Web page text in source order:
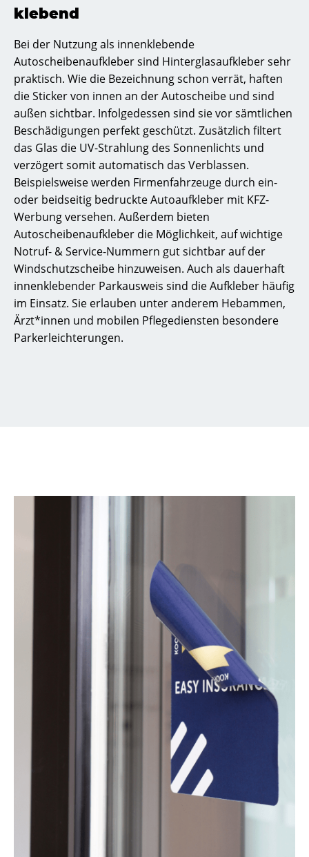
klebend
Bei der Nutzung als innenklebende
Autoscheibenaufkleber sind Hinterglasaufkleber sehr
praktisch. Wie die Bezeichnung schon verrät, haften
die Sticker von innen an der Autoscheibe und sind
außen sichtbar. Infolgedessen sind sie vor sämtlichen
Beschädigungen perfekt geschützt. Zusätzlich filtert
das Glas die UV-Strahlung des Sonnenlichts und
verzögert somit automatisch das Verblassen.
Beispielsweise werden Firmenfahrzeuge durch ein-
oder beidseitig bedruckte Autoaufkleber mit KFZ-
Werbung versehen. Außerdem bieten
Autoscheibenaufkleber die Möglichkeit, auf wichtige
Notruf- & Service-Nummern gut sichtbar auf der
Windschutzscheibe hinzuweisen. Auch als dauerhaft
innenklebender Parkausweis sind die Aufkleber häufig
im Einsatz. Sie erlauben unter anderem Hebammen,
Ärzt*innen und mobilen Pflegediensten besondere
Parkerleichterungen.